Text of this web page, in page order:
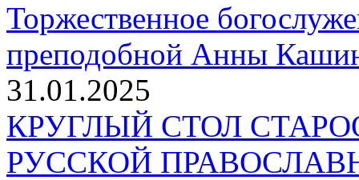
Торжественное
преподобной Анны
31.01.2025
КРУГЛЫЙ СТОЛ
РУССКОЙ